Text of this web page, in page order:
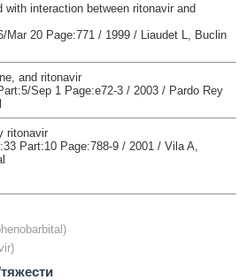
interaction between ritonavir and
Mar 20 Page:771 / 1999 / Liaudet L, Buclin
and ritonavir
Sep 1 Page:e72-3 / 2003 / Pardo Rey
ritonavir
Part:10 Page:788-9 / 2001 / Vila A,